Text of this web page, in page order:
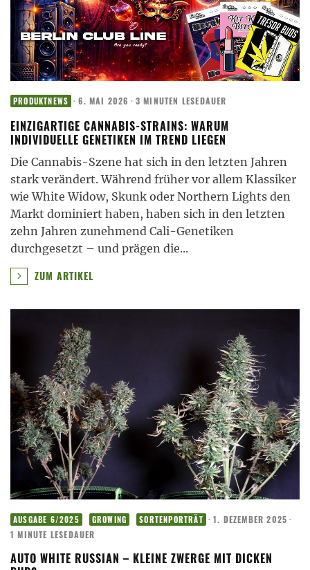
PRODUKTNEWS · 6. MAI 2026 · 3 MINUTEN LESEDAUER
EINZIGARTIGE CANNABIS-STRAINS: WARUM
INDIVIDUELLE GENETIKEN IM TREND LIEGEN
Die Cannabis-Szene hat sich in den letzten Jahren
stark verändert. Während früher vor allem Klassiker
wie White Widow, Skunk oder Northern Lights den
Markt dominiert haben, haben sich in den letzten
zehn Jahren zunehmend Cali-Genetiken
durchgesetzt – und prägen die...
ZUM ARTIKEL
AUSGABE 6/2025 GROWING SORTENPORTRÄT · 1. DEZEMBER 2025 ·
1 MINUTE LESEDAUER
AUTO WHITE RUSSIAN – KLEINE ZWERGE MIT DICKEN